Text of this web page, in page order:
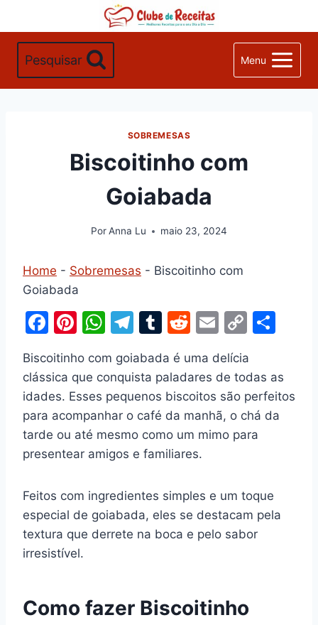
Conteúdo
Pesquisar Menu
SOBREMESAS
Biscoitinho com
Goiabada
PorAnna Lu maio 23, 2024
Home - Sobremesas - Biscoitinho com
Goiabada
F
c
e
b
o
o
Pi
er
e
st
W
at
s
A
p
p
T
e
gr
a
m
T
m
bl
r
R
d
di
t
E
m
ai
l
C
p
y
Li
n
ar
e
Biscoitinho com goiabada é uma delícia
clássica que conquista paladares de todas as
idades. Esses pequenos biscoitos são perfeitos
para acompanhar o café da manhã, o chá da
tarde ou até mesmo como um mimo para
presentear amigos e familiares.
Feitos com ingredientes simples e um toque
especial de goiabada, eles se destacam pela
textura que derrete na boca e pelo sabor
irresistível.
Como fazer Biscoitinho